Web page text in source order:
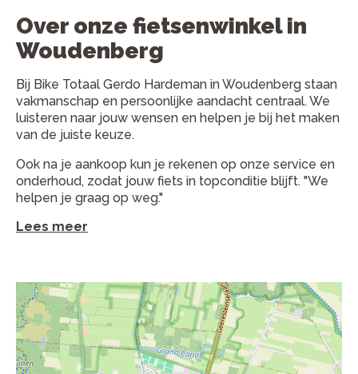
Over onze fietsenwinkel in
Woudenberg
Bij Bike Totaal Gerdo Hardeman in Woudenberg staan
vakmanschap en persoonlijke aandacht centraal. We
luisteren naar jouw wensen en helpen je bij het maken
van de juiste keuze.
Ook na je aankoop kun je rekenen op onze service en
onderhoud, zodat jouw fiets in topconditie blijft. "We
helpen je graag op weg."
Lees meer